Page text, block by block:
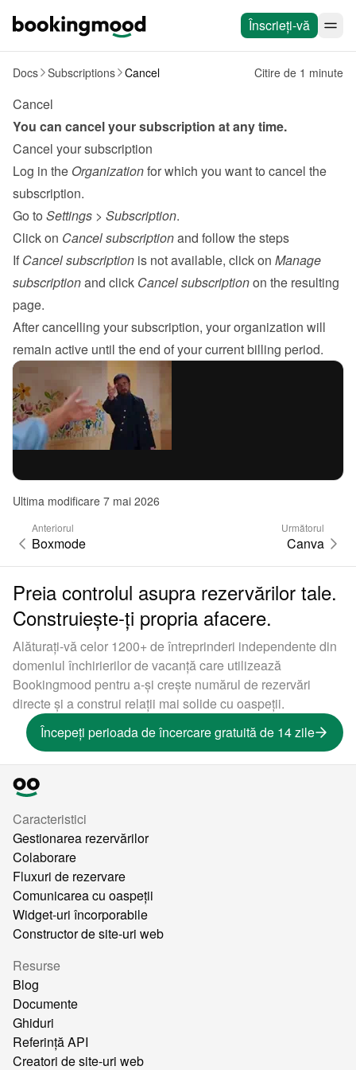
Înscrieți-vă
Docs Subscriptions Cancel Citire de 1 minute
Cancel
You can cancel your subscription at any time.
Cancel your subscription
Log in the Organization for which you want to cancel the
subscription.
Go to Settings > Subscription.
Click on Cancel subscription and follow the steps
If Cancel subscription is not available, click on Manage
subscription and click Cancel subscription on the resulting
page.
After cancelling your subscription, your organization will
remain active until the end of your current billing period.
Ultima modificare 7 mai 2026
Anteriorul
Boxmode
Următorul
Canva
Preia controlul asupra rezervărilor tale.
Construiește-ți propria afacere.
Alăturați-vă celor 1200+ de întreprinderi independente din
domeniul închirierilor de vacanță care utilizează
Bookingmood pentru a-și crește numărul de rezervări
directe și a construi relații mai solide cu oaspeții.
Începeți perioada de încercare gratuită de 14 zile
Caracteristici
Gestionarea rezervărilor
Colaborare
Fluxuri de rezervare
Comunicarea cu oaspeții
Widget-uri încorporabile
Constructor de site-uri web
Resurse
Blog
Documente
Ghiduri
Referință API
Creatori de site-uri web